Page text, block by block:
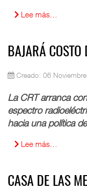
Lee más…
BAJARÁ
Creado: 06
La CRT arranca
espectro
hacia una política
Lee más…
CASA DE LAS